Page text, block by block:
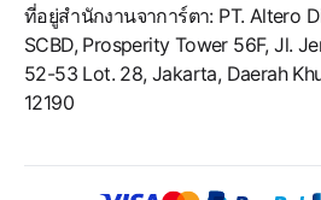
ที่อยู่สำนักงานจาการ์ตา: PT. Altero
SCBD, Prosperity Tower 56F, Jl.
52-53 Lot. 28, Jakarta, Daerah
12190